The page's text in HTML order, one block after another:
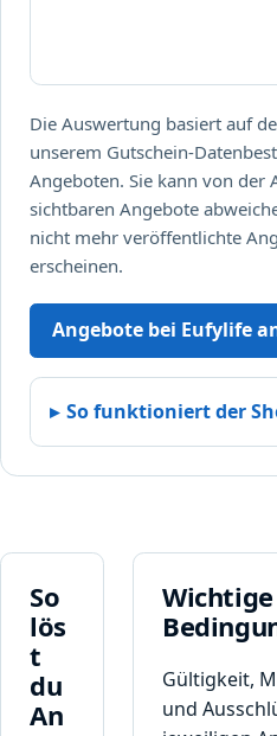
Die Auswertung basiert auf
unserem Gutschein-
Angeboten. Sie kann von der
sichtbaren Angebote
nicht mehr veröffentlichte
erscheinen.
Angebote bei Eufylife
So funktioniert der
So
lös
t
du
An
Wichtige
Gültigkeit,
und